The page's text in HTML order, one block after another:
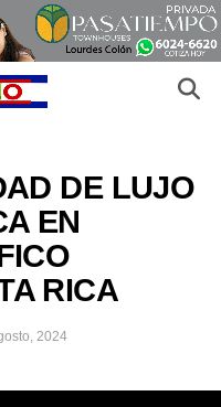
DE LUJO
EN
RICA
2024